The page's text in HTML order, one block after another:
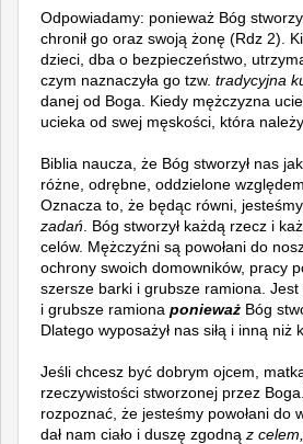
Odpowiadamy: ponieważ Bóg
chronił go oraz swoją żonę (Rdz 2).
dzieci, dba o bezpieczeństwo,
czym naznaczyła go tzw. tradycyjna
danej od Boga. Kiedy mężczyzna
ucieka od swej męskości, która
Biblia naucza, że Bóg stworzył nas
różne, odrębne, oddzielone
Oznacza to, że będąc równi,
zadań . Bóg stworzył każdą rzecz i
celów. Mężczyźni są powołani do
ochrony swoich domowników, pracy
szersze barki i grubsze ramiona.
i grubsze ramiona ponieważ Bóg
Dlatego wyposażył nas siłą i inną niż
Jeśli chcesz być dobrym ojcem,
rzeczywistości stworzonej przez
rozpoznać, że jesteśmy powołani do
dał nam ciało i duszę zgodną z